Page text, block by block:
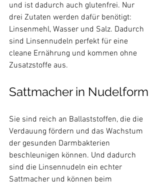
und ist dadurch auch glutenfrei. Nur
drei Zutaten werden dafür benötigt:
Linsenmehl, Wasser und Salz. Dadurch
sind Linsennudeln perfekt für eine
cleane Ernährung und kommen ohne
Sattmacher in Nudelform
Sie sind reich an Ballaststoffen, die die
Verdauung fördern und das Wachstum
der gesunden Darmbakterien
beschleunigen können. Und dadurch
sind die Linsennudeln ein echter
Sattmacher und können beim